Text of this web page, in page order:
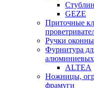
GEZE
Приточные
Ручки
Фурнитура
алюминиевых
ALTEA
Ножницы,
фрамуги